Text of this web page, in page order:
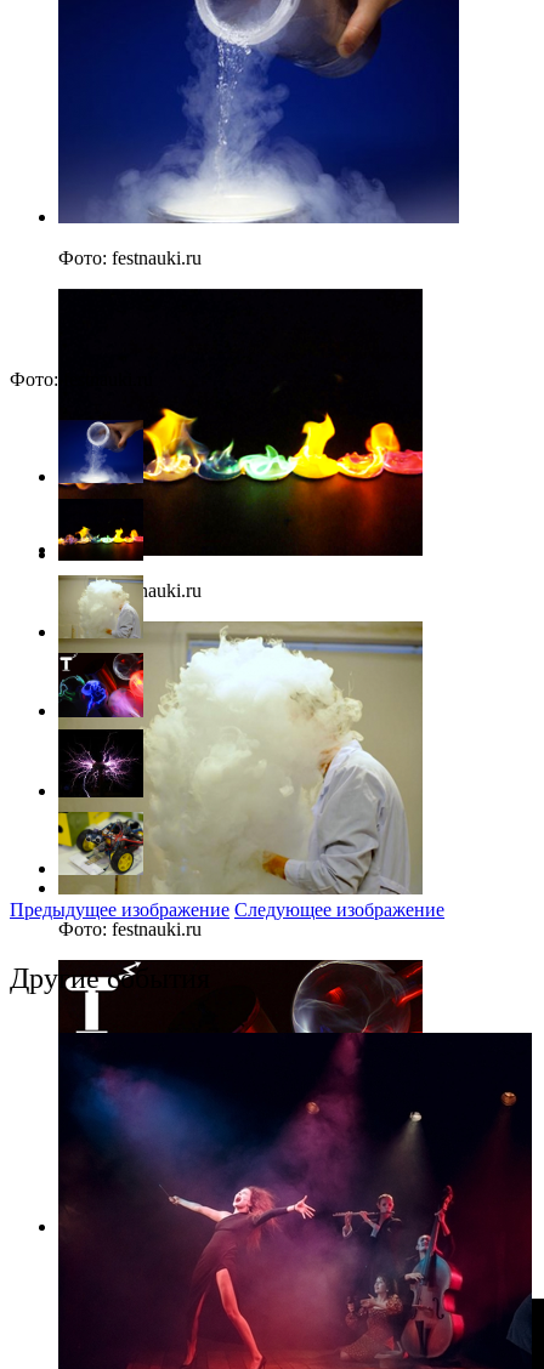
Фото: festnauki.ru
Фото: festnauki.ru
Фото: festnauki.ru
Фото: festnauki.ru
Фото: festnauki.ru
Предыдущее изображение Следующее изображение
Другие события